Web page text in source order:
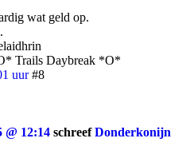
wat geld op.
Trails Daybreak *O*
uur #8
@ 12:14 schreefDonderkonijn